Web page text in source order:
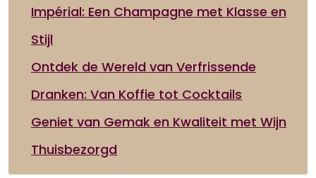
Impérial: Een Champagne met Klasse en
Stijl
Ontdek de Wereld van Verfrissende
Dranken: Van Koffie tot Cocktails
Geniet van Gemak en Kwaliteit met Wijn
Thuisbezorgd